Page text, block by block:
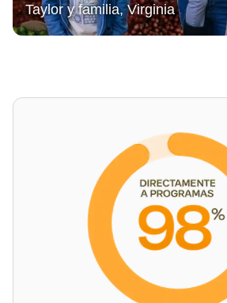
Taylor y familia, Virginia